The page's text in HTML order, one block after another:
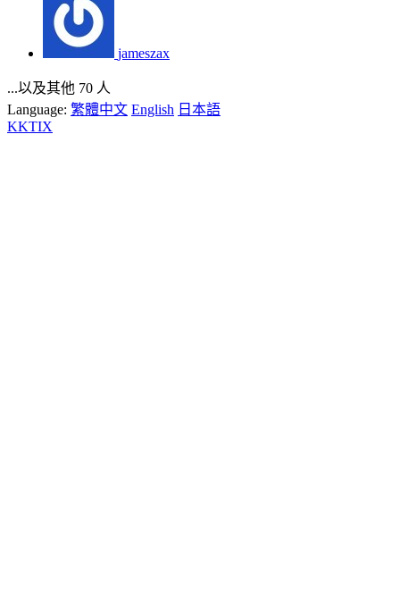
jameszax
...以及其他 70 人
Language: 繁體中文 English 日本語
KKTIX